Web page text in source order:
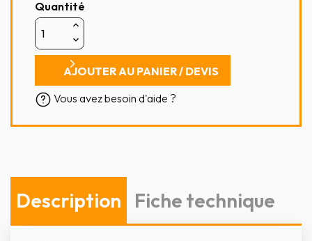
Quantité
AJOUTER AU PANIER / DEVIS
Vous avez besoin d'aide ?
Description Fiche technique